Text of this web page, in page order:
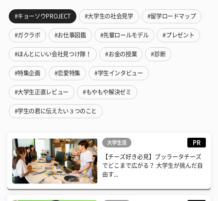
#キョーソウPROJECT #大学生の社会見学 #留学ロードマップ
#ガクラボ #お仕事図鑑 #先輩ロールモデル #プレゼント
#ほんとにいい会社見つけ隊！ #お金の授業 #診断
#特集企画 #恋愛特集 #学生インタビュー
#大学生正直レビュー #もやもや解決ゼミ
#学生の君に伝えたい３つのこと
大学生活 PR
【チーズ好き必見】ブッラータチーズ
でどこまで広がる？ 大学生が挑んだ自
由す...